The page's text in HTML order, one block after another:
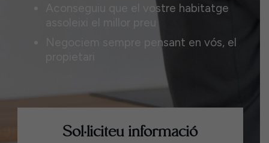
Aconseguiu que el vostre habitatge
Negociem sempre pensant en vós, el
Sol·liciteu informació